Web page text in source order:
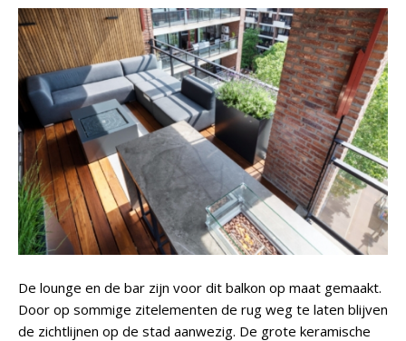
De lounge en de bar zijn voor dit balkon op maat gemaakt.
Door op sommige zitelementen de rug weg te laten blijven
de zichtlijnen op de stad aanwezig. De grote keramische